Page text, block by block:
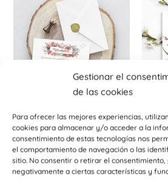
Gestionar el
de las cookies
Para ofrecer las mejores experiencias,
cookies para almacenar y/o acceder a la
consentimiento de estas tecnologías nos
el comportamiento de navegación o las
sitio. No consentir o retirar el
negativamente a ciertas características y
Bodas
Invitación De Boda Jaén
0,99€
Añadir al
Bodas
Cartel
7,90€